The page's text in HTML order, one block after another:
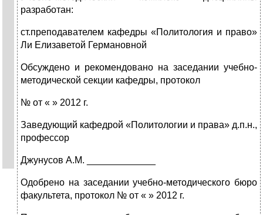
разработан:
ст.преподавателем кафедры «Политология и право»
Ли Елизаветой Германовной
Обсуждено и рекомендовано на заседании учебно-
методической секции кафедры, протокол
№ от « » 2012 г.
Заведующий кафедрой «Политологии и права» д.п.н.,
профессор
Джунусов А.М. _____________
Одобрено на заседании учебно-методического бюро
факультета, протокол № от « » 2012 г.